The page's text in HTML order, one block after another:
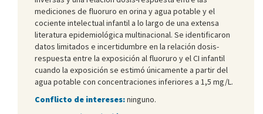
mediciones de fluoruro en orina y agua potable y el
cociente intelectual infantil a lo largo de una extensa
literatura epidemiológica multinacional. Se identificaron
datos limitados e incertidumbre en la relación dosis-
respuesta entre la exposición al fluoruro y el CI infantil
cuando la exposición se estimó únicamente a partir del
agua potable con concentraciones inferiores a 1,5 mg/L.
Conflicto de intereses:ninguno.